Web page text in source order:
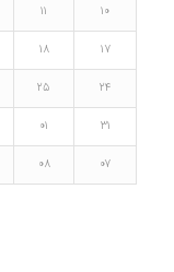
۱۰
۱۱
۱۷
۱۸
۲۴
۲۵
۳۱
۰۱
۰۷
۰۸